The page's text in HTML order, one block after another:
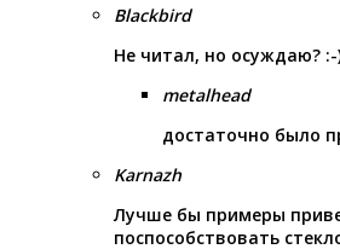
Blackbird
Не читал, но осуждаю? :-
metalhead
достаточно было
Karnazh
Лучше бы примеры
поспособствовать